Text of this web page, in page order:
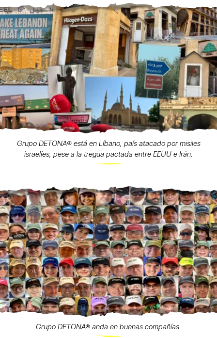
Grupo DETONA®️ está en Líbano, país atacado por misiles
israelíes, pese a la tregua pactada entre EEUU e Irán.
Grupo DETONA® anda en buenas compañías.